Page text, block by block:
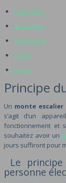
Ergonomie
Avantages
Plateforme
Types
Divers
Principe
Un monte escalier
s’agit d’un
fonctionnement et
souhaitez avoir un
jours suffiront pour
Le
personne